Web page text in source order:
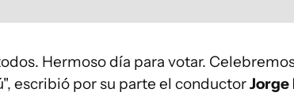
Hermoso día para votar.
escribió por su parte el conductorJorge